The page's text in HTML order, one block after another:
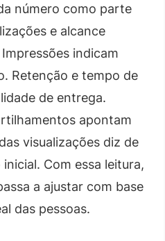
número como parte
e alcance
indicam
Retenção e tempo de
de entrega.
apontam
visualizações diz de
Com essa leitura,
a ajustar com base
das pessoas.